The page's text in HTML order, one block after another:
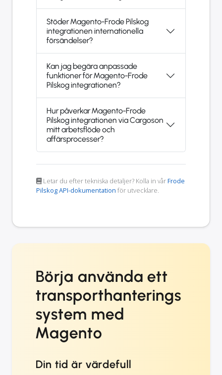
Stöder Magento-Frode Pilskog
integrationen internationella
försändelser?
Kan jag begära anpassade
funktioner för Magento-Frode
Pilskog integrationen?
Hur påverkar Magento-Frode
Pilskog integrationen via Cargoson
mitt arbetsflöde och
affärsprocesser?
Letar du efter tekniska detaljer? Kolla in vårFrode
Pilskog API-dokumentation för utvecklare.
Börja använda ett
transporthanterings
system med
Magento
Din tid är värdefull